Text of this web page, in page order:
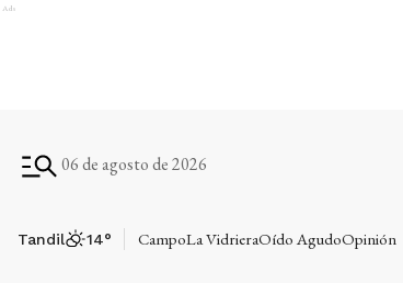
Ads
06 de agosto de 2026
Tandil 14° CampoLa VidrieraOído AgudoOpinión